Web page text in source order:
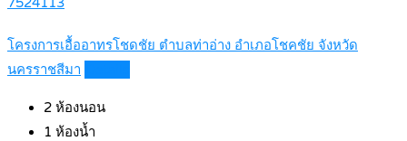
โครงการเอื้ออาทรโชดชัย ตำบลท่าอ่าง อำเภอโชคชัย จังหวัด
นครราชสีมา
2 ห้องนอน
1 ห้องน้ำ